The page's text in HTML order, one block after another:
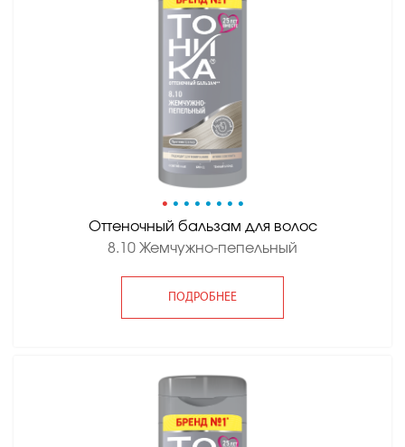
• • • • • • • •
Оттеночный бальзам для волос
8.10 Жемчужно-пепельный
ПОДРОБНЕЕ